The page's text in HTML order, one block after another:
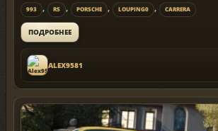
993 , RS , PORSCHE , LOUPING0 , CARRERA
ПОДРОБНЕЕ
ALEX9581